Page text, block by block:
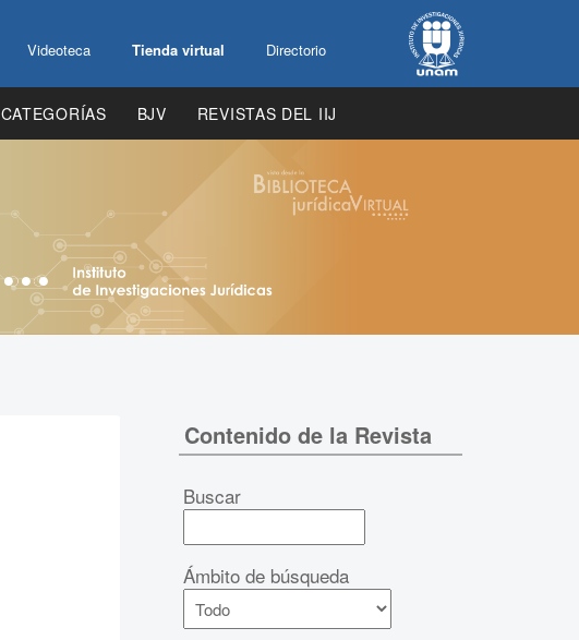
Videoteca Tienda virtual Directorio
CATEGORÍAS BJV REVISTAS DEL IIJ
Contenido de la Revista
Buscar
Ámbito de búsqueda